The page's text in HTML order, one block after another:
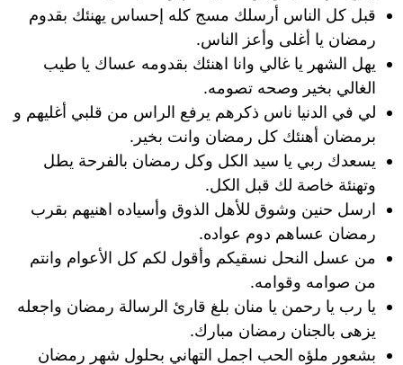
قبل كل الناس أرسلك مسج كله إحساس يهنئك بقدوم
رمضان يا أغلى وأعز الناس.
يهل الشهر يا غالي وانا اهنئك بقدومه عساك يا طيب
الغالي بخير وصحه تصومه.
لي في الدنيا ناس ذكرهم يرفع الراس من قلبي أغليهم و
برمضان أهنئك كل رمضان وانت بخير.
يسعدك ربي يا سيد الكل وكل رمضان بالفرحة يطل
وتهنئة خاصة لك قبل الكل.
ارسل حنين وشوق للأهل الذوق وأسياده اهنيهم بقرب
رمضان عساهم دوم عواده.
من عسل النحل نسقيكم وأقول لكم كل الأعوام وانتم
من صوامه وقوامه.
يا رب يا رحمن يا منان بلغ قارئ الرسالة رمضان واجعله
يزهى بالجنان رمضان مبارك.
بشعور ملؤه الحب اجمل التهاني بحلول شهر رمضان